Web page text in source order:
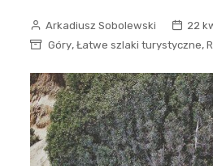
Arkadiusz Sobolewski
22
Góry, Łatwe szlaki turystyczne,